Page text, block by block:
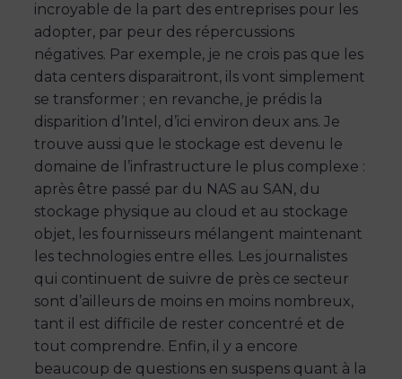
incroyable de la part des entreprises pour les
adopter, par peur des répercussions
négatives. Par exemple, je ne crois pas que les
data centers disparaitront, ils vont simplement
se transformer ; en revanche, je prédis la
disparition d’Intel, d’ici environ deux ans. Je
trouve aussi que le stockage est devenu le
domaine de l’infrastructure le plus complexe :
après être passé par du NAS au SAN, du
stockage physique au cloud et au stockage
objet, les fournisseurs mélangent maintenant
les technologies entre elles. Les journalistes
qui continuent de suivre de près ce secteur
sont d’ailleurs de moins en moins nombreux,
tant il est difficile de rester concentré et de
tout comprendre. Enfin, il y a encore
beaucoup de questions en suspens quant à la